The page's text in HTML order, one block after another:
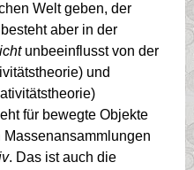
Welt geben, der
aber in der
unbeeinflusst von der
und
für bewegte Objekte
. Das ist auch die